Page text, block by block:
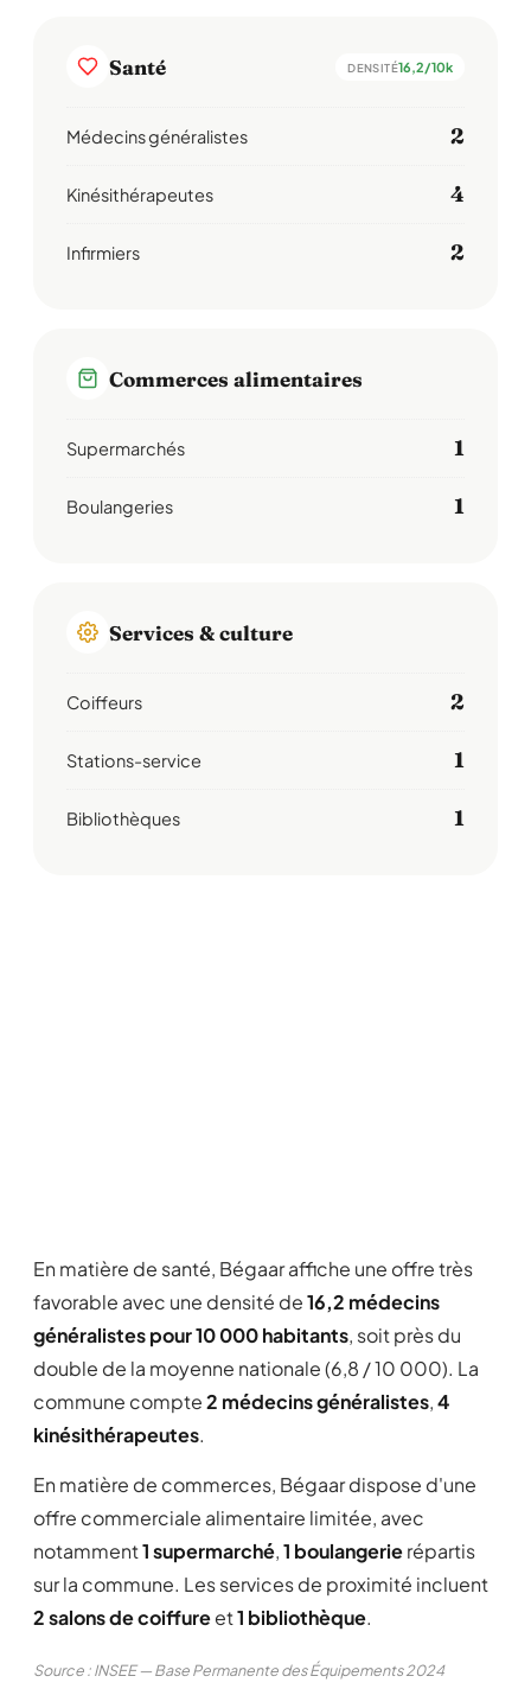
Santé DENSITÉ16,2/10k
Médecins généralistes 2
Kinésithérapeutes 4
Infirmiers 2
Commerces alimentaires
Supermarchés 1
Boulangeries 1
Services & culture
Coiffeurs 2
Stations-service 1
Bibliothèques 1
En matière de santé, Bégaar affiche une offre très
favorable avec une densité de16,2 médecins
généralistes pour 10 000 habitants, soit près du
double de la moyenne nationale (6,8 / 10 000). La
commune compte2 médecins généralistes,4
kinésithérapeutes.
En matière de commerces, Bégaar dispose d'une
offre commerciale alimentaire limitée, avec
notamment1 supermarché,1 boulangerierépartis
sur la commune. Les services de proximité incluent
2 salons de coiffureet1 bibliothèque.
Source : INSEE — Base Permanente des Équipements 2024